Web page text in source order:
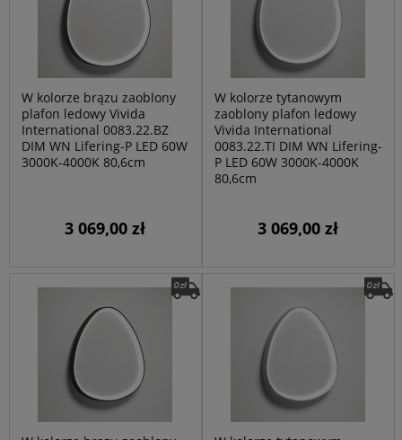
W kolorze brązu zaoblony
plafon ledowy Vivida
International 0083.22.BZ
DIM WN Lifering-P LED 60W
3000K-4000K 80,6cm
3 069,00 zł
W kolorze tytanowym
zaoblony plafon ledowy
Vivida International
0083.22.TI DIM WN Lifering-
P LED 60W 3000K-4000K
80,6cm
3 069,00 zł